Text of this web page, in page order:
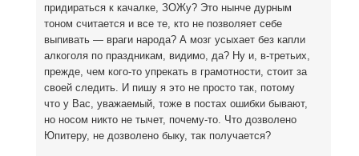
придираться к качалке, ЗОЖу? Это нынче дурным
тоном считается и все те, кто не позволяет себе
выпивать — враги народа? А мозг усыхает без капли
алкоголя по праздникам, видимо, да? Ну и, в-третьих,
прежде, чем кого-то упрекать в грамотности, стоит за
своей следить. И пишу я это не просто так, потому
что у Вас, уважаемый, тоже в постах ошибки бывают,
но носом никто не тычет, почему-то. Что дозволено
Юпитеру, не дозволено быку, так получается?